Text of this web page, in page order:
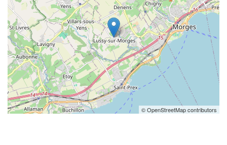
© OpenStreetMap contributors